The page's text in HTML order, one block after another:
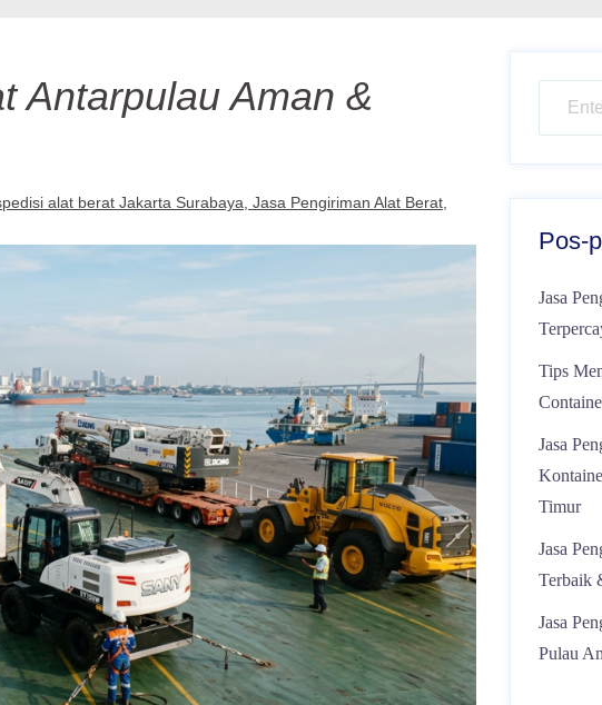
Antarpulau Aman &
alat berat Jakarta Surabaya Jasa Pengiriman Alat Berat
Pos-
Jasa
Tips
Jasa
Timur
Jasa
Terbaik
Jasa
Pulau